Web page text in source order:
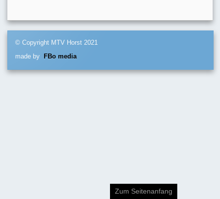
© Copyright MTV Horst 2021
made by
FBo media
Zum Seitenanfang